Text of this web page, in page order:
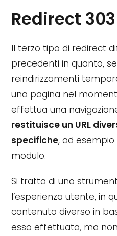
Redirect
Il terzo tipo di redirect
precedenti in quanto,
reindirizzamenti
una pagina nel
effettua una
restituisce un URL
specifiche, ad esempio
modulo.
Si tratta di uno
l’esperienza utente, in
contenuto diverso in
esso effettuata, ma